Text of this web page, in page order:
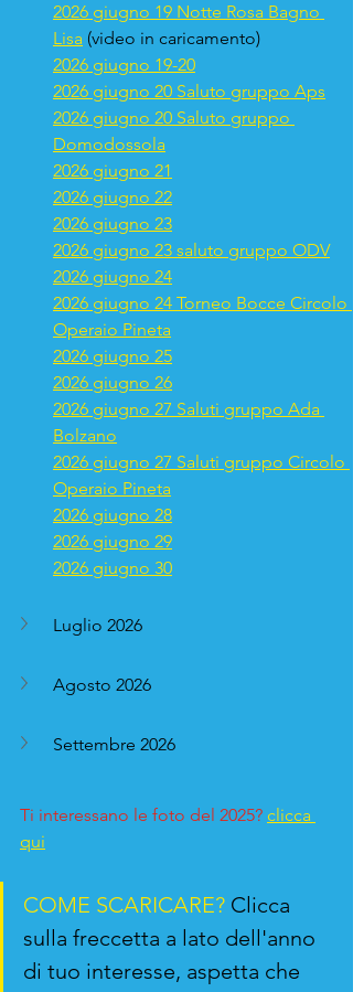
2026 giugno 19 Notte Rosa Bagno
Lisa (video in caricamento)
2026 giugno 19-20
2026 giugno 20 Saluto gruppo Aps
2026 giugno 20 Saluto gruppo
Domodossola
2026 giugno 21
2026 giugno 22
2026 giugno 23
2026 giugno 23 saluto gruppo ODV
2026 giugno 24
2026 giugno 24 Torneo Bocce Circolo
Operaio Pineta
2026 giugno 25
2026 giugno 26
2026 giugno 27 Saluti gruppo Ada
Bolzano
2026 giugno 27 Saluti gruppo Circolo
Operaio Pineta
2026 giugno 28
2026 giugno 29
2026 giugno 30
Luglio 2026
Agosto 2026
Settembre 2026
Ti interessano le foto del 2025? clicca
qui
COME SCARICARE? Clicca
sulla freccetta a lato dell'anno
di tuo interesse, aspetta che